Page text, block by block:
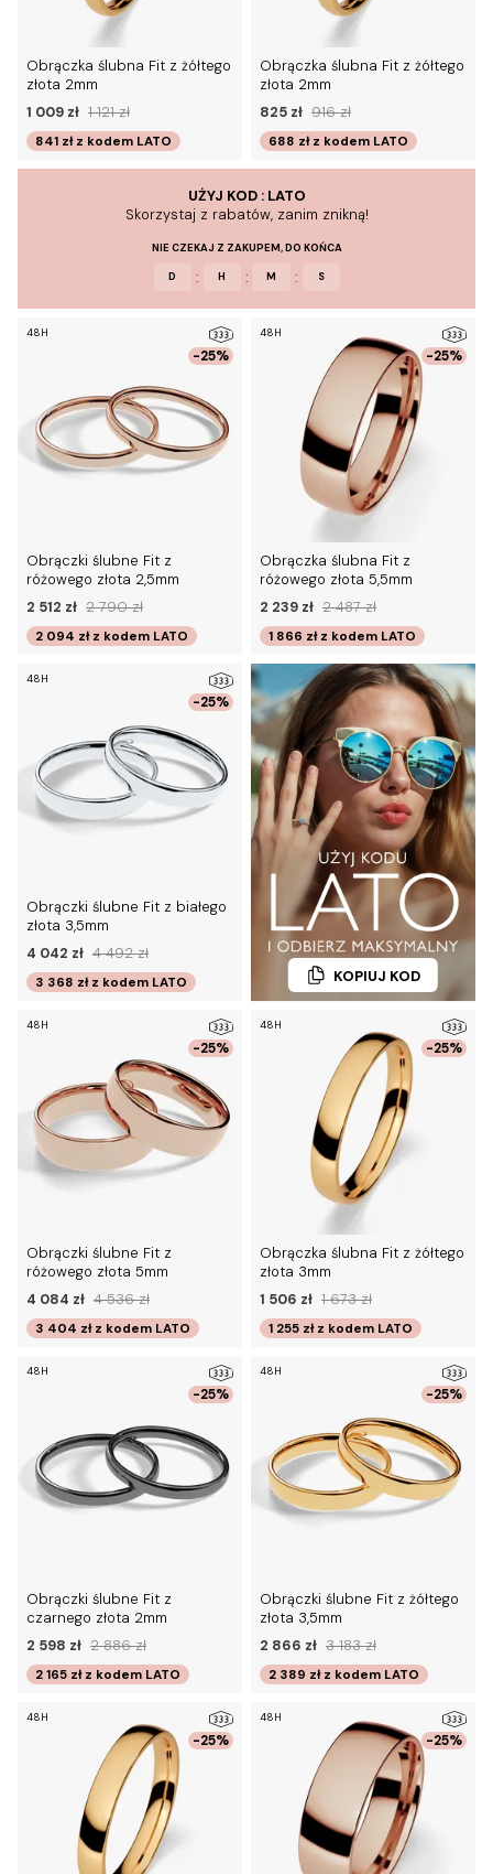
Obrączka ślubna Fit z żółtego
złota 2mm
1 009 zł 1 121 zł
841 zł z kodem LATO
Obrączka ślubna Fit z żółtego
złota 2mm
825 zł 916 zł
688 zł z kodem LATO
UŻYJ KOD : LATO
Skorzystaj z rabatów, zanim znikną!
NIE CZEKAJ Z ZAKUPEM, DO KOŃCA
D : H : M : S
-25%
48H
Obrączki ślubne Fit z
różowego złota 2,5mm
2 512 zł 2 790 zł
2 094 zł z kodem LATO
-25%
48H
Obrączka ślubna Fit z
różowego złota 5,5mm
2 239 zł 2 487 zł
1 866 zł z kodem LATO
-25%
48H
Obrączki ślubne Fit z białego
złota 3,5mm
4 042 zł 4 492 zł
3 368 zł z kodem LATO KOPIUJ KOD
-25%
48H
Obrączki ślubne Fit z
różowego złota 5mm
4 084 zł 4 536 zł
3 404 zł z kodem LATO
-25%
48H
Obrączka ślubna Fit z żółtego
złota 3mm
1 506 zł 1 673 zł
1 255 zł z kodem LATO
-25%
48H
Obrączki ślubne Fit z
czarnego złota 2mm
2 598 zł 2 886 zł
2 165 zł z kodem LATO
-25%
48H
Obrączki ślubne Fit z żółtego
złota 3,5mm
2 866 zł 3 183 zł
2 389 zł z kodem LATO
-25%
48H
-25%
48H